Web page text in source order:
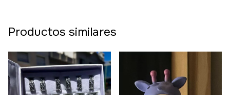
Productos similares